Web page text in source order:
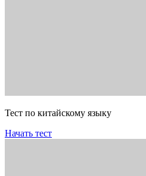
Тест по китайскому языку
Начать тест